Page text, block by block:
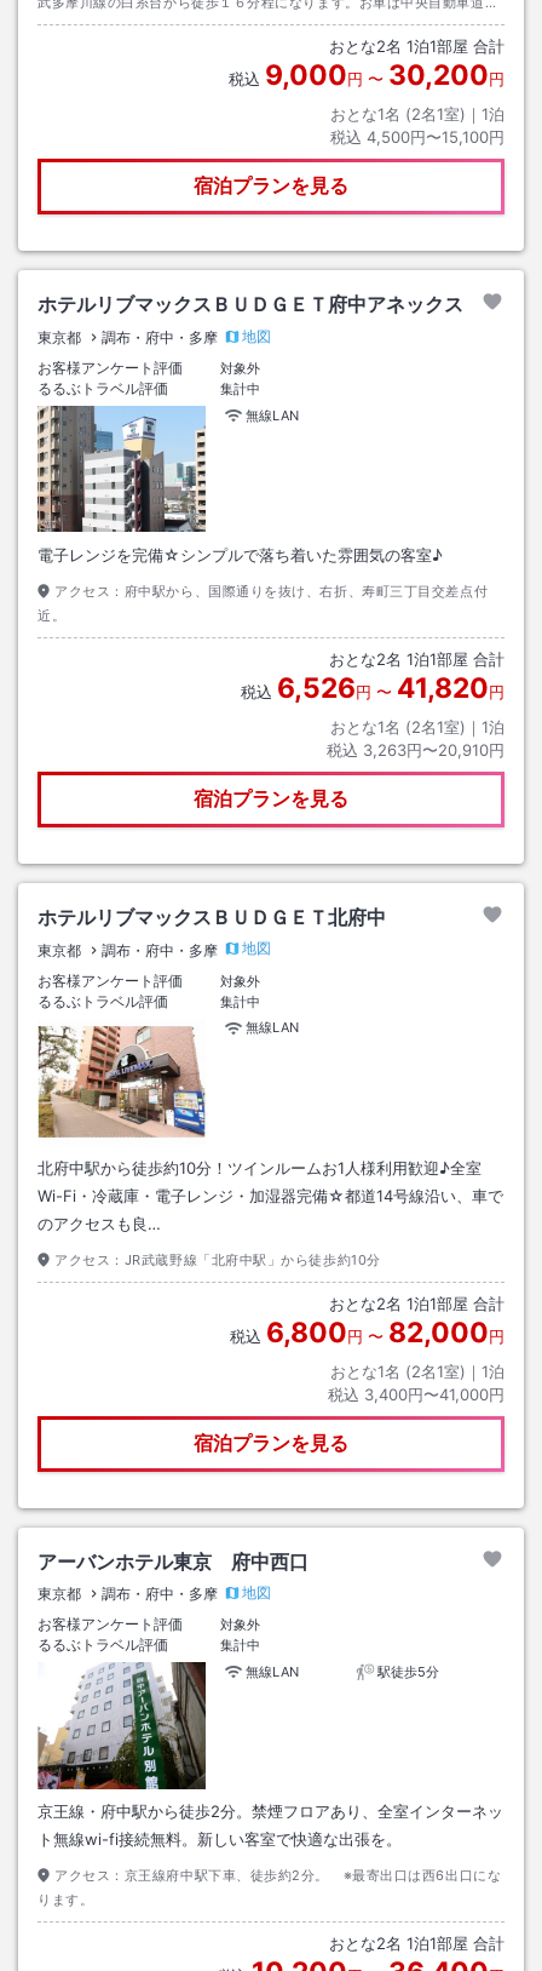
布インターを降りて、甲州街道を八王子方面に走って頂いて約5分。甲州
おとな2名 1泊1部屋 合計
税込 9,000円 〜 30,200円
おとな1名 (2名1室)｜ 1泊
税込 4,500円〜15,100円
宿泊プランを見る
ホテルリブマックスＢＵＤＧＥＴ府中アネックス
東京都 調布・府中・多摩
地図
お客様アンケート評価
対象外
るるぶトラベル評価
集計中
無線LAN
電子レンジを完備☆シンプルで落ち着いた雰囲気の客室♪
アクセス： 府中駅から、国際通りを抜け、右折、寿町三丁目交差点付
近。
おとな2名 1泊1部屋 合計
税込 6,526円 〜 41,820円
おとな1名 (2名1室)｜ 1泊
税込 3,263円〜20,910円
宿泊プランを見る
ホテルリブマックスＢＵＤＧＥＴ北府中
東京都 調布・府中・多摩
地図
お客様アンケート評価
対象外
るるぶトラベル評価
集計中
無線LAN
北府中駅から徒歩約10分！ツインルームお1人様利用歓迎♪全室
Wi-Fi・冷蔵庫・電子レンジ・加湿器完備☆都道14号線沿い、車で
のアクセスも良…
アクセス： JR武蔵野線「北府中駅」から徒歩約10分
おとな2名 1泊1部屋 合計
税込 6,800円 〜 82,000円
おとな1名 (2名1室)｜ 1泊
税込 3,400円〜41,000円
宿泊プランを見る
アーバンホテル東京 府中西口
東京都 調布・府中・多摩
地図
お客様アンケート評価
対象外
るるぶトラベル評価
集計中
無線LAN
駅徒歩5分
京王線・府中駅から徒歩2分。禁煙フロアあり、全室インターネッ
ト無線wi-fi接続無料。新しい客室で快適な出張を。
アクセス： 京王線府中駅下車、徒歩約2分。 ※最寄出口は西6出口にな
ります。
おとな2名 1泊1部屋 合計